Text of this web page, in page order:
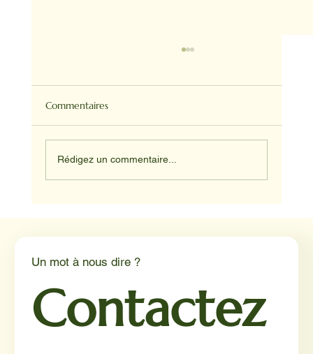
Commentaires
Rédigez un commentaire...
Un mot à nous dire ?
Contactez